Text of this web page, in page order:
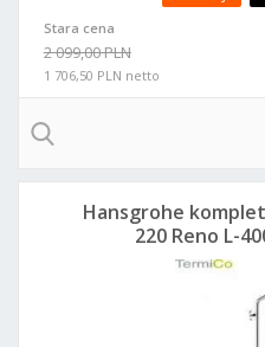
Stara cena
2 099,00 PLN
1 706,50 PLN netto
Hansgrohe
220 Reno L-